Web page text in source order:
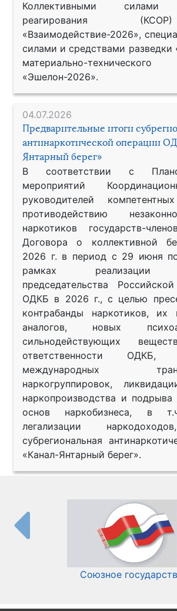
Коллективными силами
реагирования
«Взаимодействие-2026»,
силами и средствами разведки
материально-
«Эшелон-2026».
04.07.2026
Предварительные итоги
антинаркотической операции
Янтарный берег»
В соответствии с
мероприятий
руководителей
противодействию
наркотиков государств-
Договора о коллективной
2026 г. в период с 29 июня
рамках реализации
председательства
ОДКБ в 2026 г., с целью
контрабанды наркотиков, их
аналогов, новых
сильнодействующих
ответственности ОДКБ,
международных
наркогруппировок,
наркопроизводства и подрыва
основ наркобизнеса, в
легализации
субрегиональная
«Канал-Янтарный берег».
Союзное